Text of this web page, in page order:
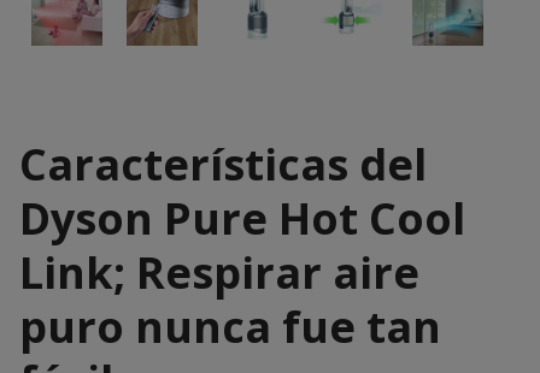
Características del
Dyson Pure Hot Cool
Link; Respirar aire
puro nunca fue tan